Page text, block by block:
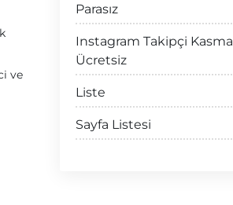
ve
Parasız
Instagram Takipçi Kasma
Ücretsiz
Liste
Sayfa Listesi